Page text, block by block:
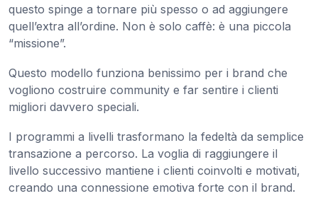
questo spinge a tornare più spesso o ad aggiungere
quell’extra all’ordine. Non è solo caffè: è una piccola
“missione”.
Questo modello funziona benissimo per i brand che
vogliono costruire community e far sentire i clienti
migliori davvero speciali.
I programmi a livelli trasformano la fedeltà da semplice
transazione a percorso. La voglia di raggiungere il
livello successivo mantiene i clienti coinvolti e motivati,
creando una connessione emotiva forte con il brand.